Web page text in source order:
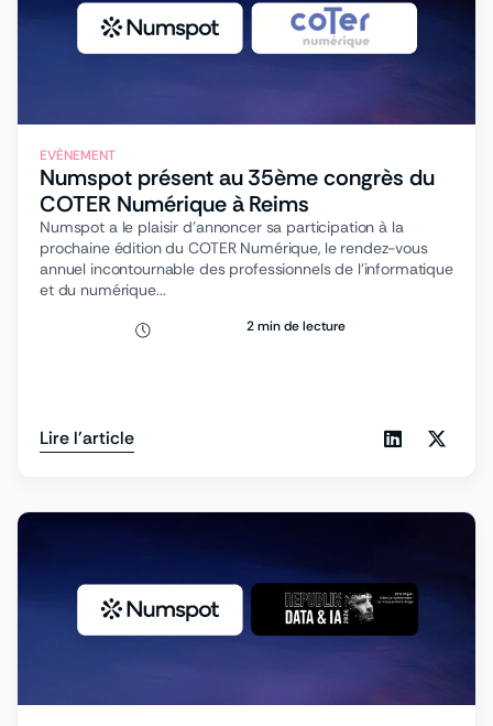
EVÈNEMENT
Numspot présent au 35ème congrès du
COTER Numérique à Reims
Numspot a le plaisir d’annoncer sa participation à la
prochaine édition du COTER Numérique, le rendez-vous
annuel incontournable des professionnels de l’informatique
et du numérique...
2 min de lecture
Lire l'article